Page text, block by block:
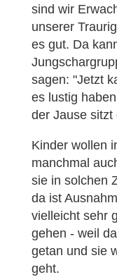
sind wir
unserer
es gut. Da
sagen: "Jetzt
es lustig
der Jause sitzt
Kinder wollen
manchmal
sie in solchen
da ist
vielleicht sehr
gehen - weil
getan und sie
geht.